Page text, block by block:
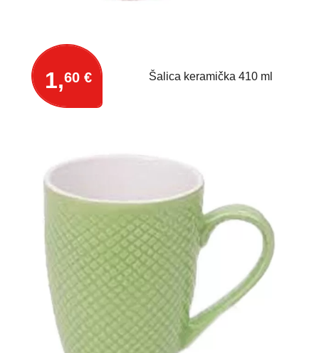
1,60 € Šalica keramička 410 ml